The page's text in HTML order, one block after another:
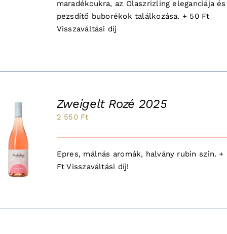
maradékcukra, az Olaszrizling eleganciája és
pezsdítő buborékok találkozása. + 50 Ft
Visszaváltási díj
Zweigelt Rozé 2025
2 550 Ft
Epres, málnás aromák, halvány rubin szín. +
Ft Visszaváltási díj!